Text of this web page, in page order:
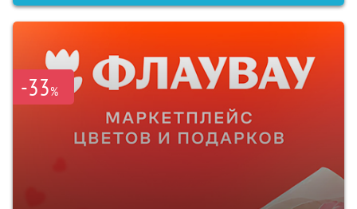
-33%